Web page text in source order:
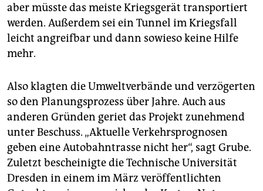
aber müsste das meiste Kriegsgerät transportiert
werden. Außerdem sei ein Tunnel im Kriegsfall
leicht angreifbar und dann sowieso keine Hilfe
mehr.
Also klagten die Umweltverbände und verzögerten
so den Planungsprozess über Jahre. Auch aus
anderen Gründen geriet das Projekt zunehmend
unter Beschuss. „Aktuelle Verkehrsprognosen
geben eine Autobahntrasse nicht her“, sagt Grube.
Zuletzt bescheinigte die Technische Universität
Dresden in einem im März veröffentlichten